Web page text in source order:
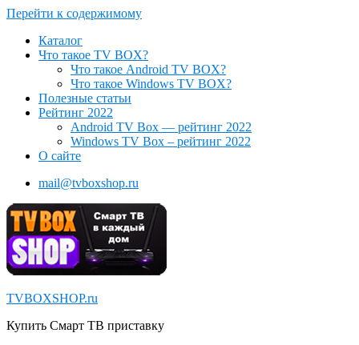
Перейти к содержимому
Каталог
Что такое TV BOX?
Что такое Android TV BOX?
Что такое Windows TV BOX?
Полезные статьи
Рейтинг 2022
Android TV Box — рейтинг 2022
Windows TV Box – рейтинг 2022
О сайте
mail@tvboxshop.ru
TVBOXSHOP.ru
Купить Смарт ТВ приставку